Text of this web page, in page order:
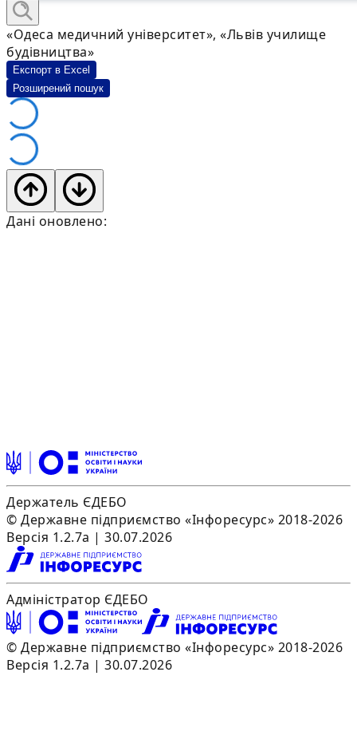
«Одеса медичний університет», «Львів училище
будівництва»
Експорт в Excel
Розширений пошук
Дані оновлено:
Держатель ЄДЕБО
© Державне підприємство «Інфоресурс» 2018-2026
Версія 1.2.7a | 30.07.2026
Адміністратор ЄДЕБО
© Державне підприємство «Інфоресурс» 2018-2026
Версія 1.2.7a | 30.07.2026